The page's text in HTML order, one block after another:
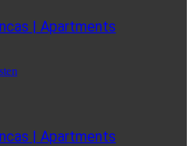
| Apartments
| Apartments